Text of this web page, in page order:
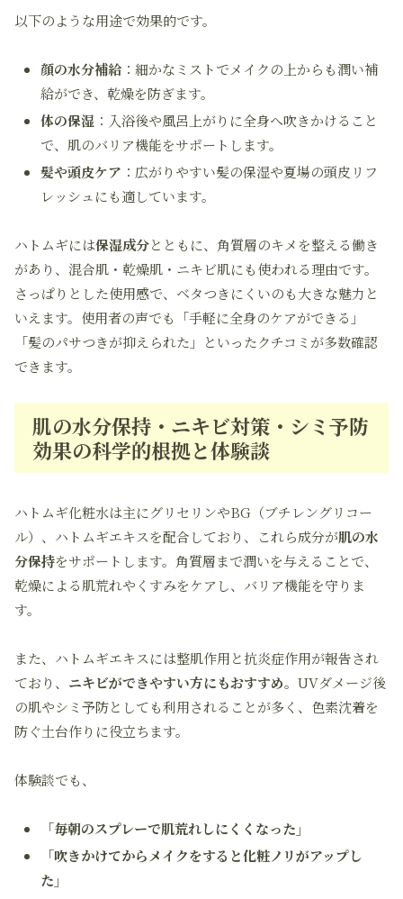
以下のような用途で効果的です。
顔の水分補給 ：細かなミストでメイクの上からも潤い補
給ができ、乾燥を防ぎます。
体の保湿 ：入浴後や風呂上がりに全身へ吹きかけること
で、肌のバリア機能をサポートします。
髪や頭皮ケア ：広がりやすい髪の保湿や夏場の頭皮リフ
レッシュにも適しています。
ハトムギには保湿成分とともに、角質層のキメを整える働き
があり、混合肌・乾燥肌・ニキビ肌にも使われる理由です。
さっぱりとした使用感で、ベタつきにくいのも大きな魅力と
いえます。使用者の声でも「手軽に全身のケアができる」
「髪のパサつきが抑えられた」といったクチコミが多数確認
できます。
肌の水分保持・ニキビ対策・シミ予防
効果の科学的根拠と体験談
ハトムギ化粧水は主にグリセリンやBG（ブチレングリコー
ル）、ハトムギエキスを配合しており、これら成分が肌の水
分保持をサポートします。角質層まで潤いを与えることで、
乾燥による肌荒れやくすみをケアし、バリア機能を守りま
す。
また、ハトムギエキスには整肌作用と抗炎症作用が報告され
ており、 ニキビができやすい方にもおすすめ。UVダメージ後
の肌やシミ予防としても利用されることが多く、色素沈着を
防ぐ土台作りに役立ちます。
体験談でも、
「毎朝のスプレーで肌荒れしにくくなった」
「吹きかけてからメイクをすると化粧ノリがアップし
た」